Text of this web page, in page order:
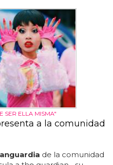
SER ELLA MISMA"
a la comunidad
de la comunidad